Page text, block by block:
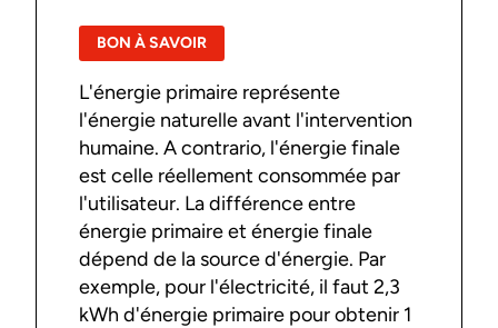
BON À SAVOIR
L'énergie primaire représente
l'énergie naturelle avant l'intervention
humaine. A contrario, l'énergie finale
est celle réellement consommée par
l'utilisateur. La différence entre
énergie primaire et énergie finale
dépend de la source d'énergie. Par
exemple, pour l'électricité, il faut 2,3
kWh d'énergie primaire pour obtenir 1